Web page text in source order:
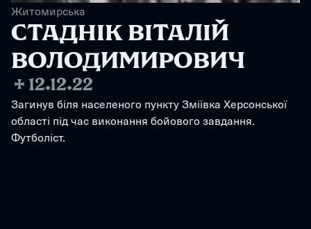
Житомирська
СТАДНІК ВІТАЛІЙ
ВОЛОДИМИРОВИЧ
✢ 12.12.22
Загинув біля населеного пункту Зміївка Херсонської
області під час виконання бойового завдання.
Футболіст.